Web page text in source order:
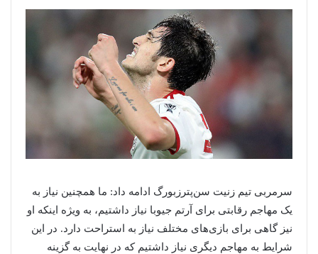
سرمربی تیم زنیت سن‌پترزبورگ ادامه داد: ما همچنین نیاز به
یک مهاجم رقابتی برای آرتم جیوبا نیاز داشتیم، به ویژه اینکه او
نیز گاهی برای بازی‌های مختلف نیاز به استراحت دارد. در این
شرایط به مهاجم دیگری نیاز داشتیم که در نهایت به گزینه